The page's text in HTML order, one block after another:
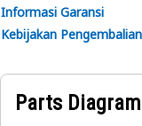
Informasi Garansi
Kebijakan Pengembalian
Parts